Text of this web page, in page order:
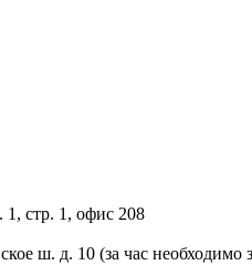
1, стр. 1, офис 208
ш. д. 10 (за час необходимо